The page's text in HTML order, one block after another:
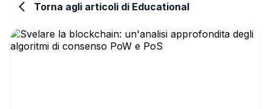
Torna agli articoli di Educational